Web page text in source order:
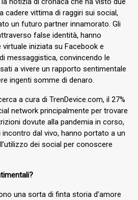
cadere vittima di raggiri sui social,
un futuro partner innamorato. Gli
false identità, hanno
iniziata su Facebook e
messaggistica, convincendo le
a vivere un rapporto sentimentale
ingenti somme di denaro.
a cura di TrenDevice.com, il 27%
network principalmente per trovare
dovute alla pandemia in corso,
dal vivo, hanno portato a un
dei social per conoscere
una sorta di finta storia d’amore